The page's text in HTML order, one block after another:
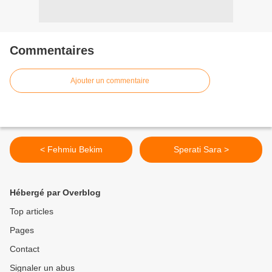
Commentaires
Ajouter un commentaire
< Fehmiu Bekim Sperati Sara >
Hébergé par Overblog
Top articles
Pages
Contact
Signaler un abus